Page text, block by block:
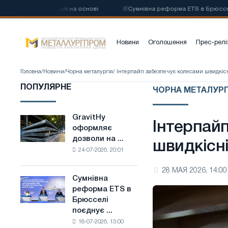
сталі на основі Сумнівна реформа ETS в Брюсселі
Новини Оголошення Прес-
Головна/ Новини/Чорна металургія/ Інтерпайп забезпечує колесами
ПОПУЛЯРНЕ
GravitHy
оформляє
дозволи
з
виробництва
низьковуглецевої
GravitHy
оформляє
дозволи на ...
24-07-2026, 20:01
Сумнівна
реформа
ETS
Сумнівна
реформа ETS в
Брюсселі
поєднує ...
18-07-2026, 13:00
ЧОРНА
28 МАЯ 2026, 14:00